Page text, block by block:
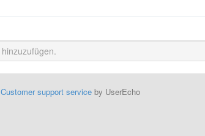
Customer support serviceby UserEcho